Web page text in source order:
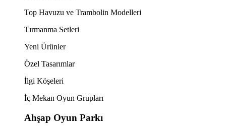
Top Havuzu ve Trambolin Modelleri
Tırmanma Setleri
Yeni Ürünler
Özel Tasarımlar
İlgi Köşeleri
İç Mekan Oyun Grupları
Ahşap Oyun Parkı